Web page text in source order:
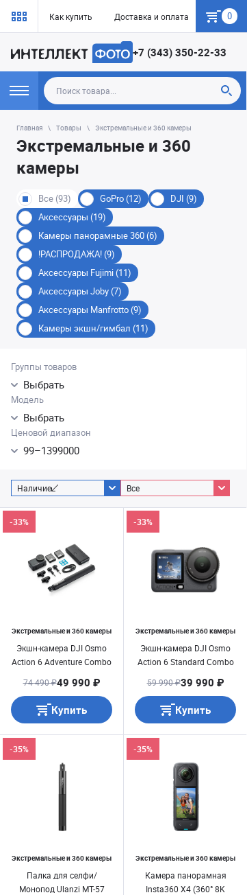
Как купить Доставка и оплата Гарантия
0
+7 (343) 350-22-33
Главная Товары Экстремальные и 360 камеры
Экстремальные и 360
камеры
Все (93) GoPro (12)
DJI (9)
Аксессуары (19)
Камеры панорамные 360 (6)
!РАСПРОДАЖА! (9)
Аксессуары Fujimi (11)
Аксессуары Joby (7)
Аксессуары Manfrotto (9)
Камеры экшн/гимбал (11)
Группы товаров
Выбрать
Модель
Выбрать
Ценовой диапазон
99–1399000
Наличие Все
Экстремальные и 360 камеры
Экшн-камера DJI Osmo
Action 6 Adventure Combo
-33%
74 490 ₽49 990 ₽
Купить
Экстремальные и 360 камеры
Экшн-камера DJI Osmo
Action 6 Standard Combo
-33%
59 990 ₽39 990 ₽
Купить
Экстремальные и 360 камеры
Палка для селфи/
Монопод Ulanzi MT-57
-35%
Экстремальные и 360 камеры
Камера панорамная
Insta360 X4 (360° 8K
-35%